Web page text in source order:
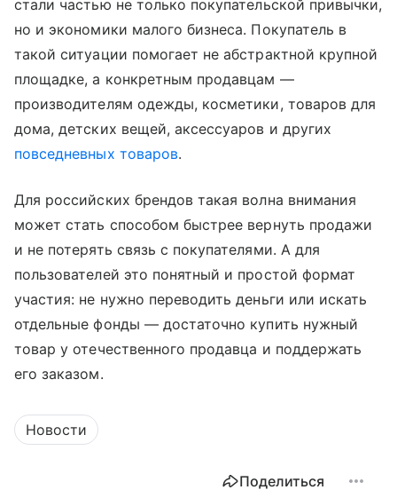
стали частью не только покупательской привычки,
но и экономики малого бизнеса. Покупатель в
такой ситуации помогает не абстрактной крупной
площадке, а конкретным продавцам —
производителям одежды, косметики, товаров для
дома, детских вещей, аксессуаров и других
повседневных товаров.
Для российских брендов такая волна внимания
может стать способом быстрее вернуть продажи
и не потерять связь с покупателями. А для
пользователей это понятный и простой формат
участия: не нужно переводить деньги или искать
отдельные фонды — достаточно купить нужный
товар у отечественного продавца и поддержать
его заказом.
Новости
Поделиться